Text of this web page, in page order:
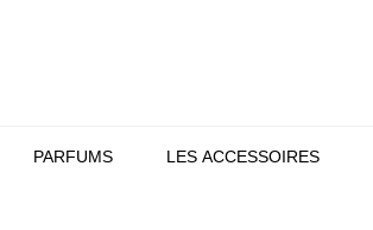
PARFUMS LES ACCESSOIRES